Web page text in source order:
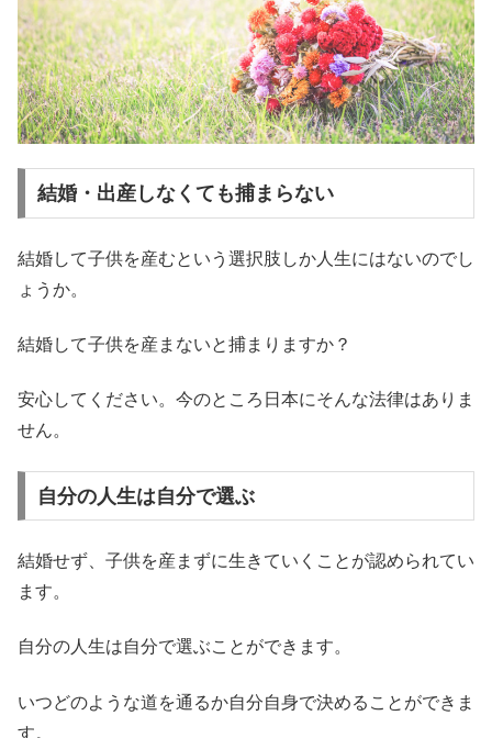
結婚・出産しなくても捕まらない
結婚して子供を産むという選択肢しか人生にはないのでし
ょうか。
結婚して子供を産まないと捕まりますか？
安心してください。今のところ日本にそんな法律はありま
せん。
自分の人生は自分で選ぶ
結婚せず、子供を産まずに生きていくことが認められてい
ます。
自分の人生は自分で選ぶことができます。
いつどのような道を通るか自分自身で決めることができま
す。